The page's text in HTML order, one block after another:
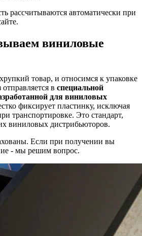
рассчитываются автоматически при
виниловые
товар, и относимся к упаковке
в специальной
для виниловых
фиксирует пластинку, исключая
транспортировке. Это стандарт,
виниловых дистрибьюторов.
Если при получении вы
- мы решим вопрос.